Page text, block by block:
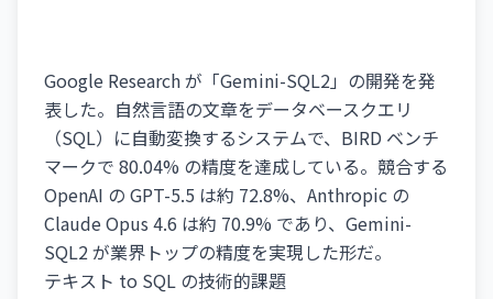
Google Research が「Gemini-SQL2」の開発を発
表した。自然言語の文章をデータベースクエリ
（SQL）に自動変換するシステムで、BIRD ベンチ
マークで 80.04% の精度を達成している。競合する
OpenAI の GPT-5.5 は約 72.8%、Anthropic の
Claude Opus 4.6 は約 70.9% であり、Gemini-
SQL2 が業界トップの精度を実現した形だ。
テキスト to SQL の技術的課題